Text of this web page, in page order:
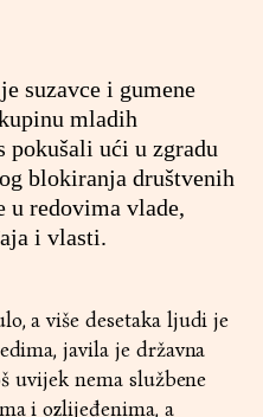
suzavce i gumene
mladih
pokušali ući u zgradu
blokiranja društvenih
u redovima vlade,
i vlasti.
a više desetaka ljudi je
javila je državna
uvijek nema službene
i ozlijeđenima, a